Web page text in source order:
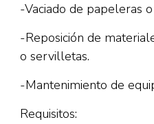
-Vaciado de papeleras
-Reposición de
o servilletas.
-Mantenimiento de
Requisitos: